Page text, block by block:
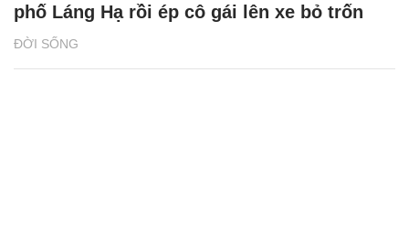
ĐỜI SỐNG
phố Láng Hạ rồi ép cô gái lên xe bỏ trốn